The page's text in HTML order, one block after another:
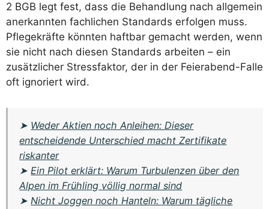
2 BGB legt fest, dass die Behandlung nach allgemein
anerkannten fachlichen Standards erfolgen muss.
Pflegekräfte könnten haftbar gemacht werden, wenn
sie nicht nach diesen Standards arbeiten – ein
zusätzlicher Stressfaktor, der in der Feierabend-Falle
oft ignoriert wird.
➤ Weder Aktien noch Anleihen: Dieser
entscheidende Unterschied macht Zertifikate
riskanter
➤Ein Pilot erklärt: Warum Turbulenzen über den
Alpen im Frühling völlig normal sind
➤Nicht Joggen noch Hanteln: Warum tägliche